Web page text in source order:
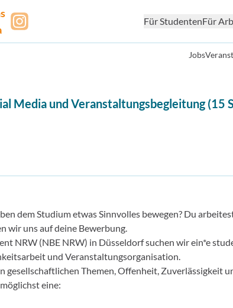
Für StudentenFür
Jobs
Media und Veranstaltungsbegleitung (15
dem Studium etwas Sinnvolles bewegen? Du
wir uns auf deine Bewerbung.
NRW (NBE NRW) in Düsseldorf suchen wir ein*e
und Veranstaltungsorganisation.
Themen, Offenheit, Zuverlässigkeit
eine: